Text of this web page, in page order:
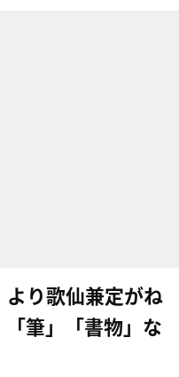
より歌仙兼定がね
筆」「書物」な